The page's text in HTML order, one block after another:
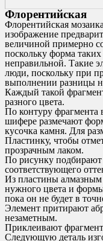
Флорентийская
Флорентийская
изображение
величиной примерно
поскольку форма
неправильной. Такие
люди, поскольку при
выполнении разницы
Каждый такой
разного цвета.
По контуру фрагмента
шифере размечают
кусочка камня. Для
Пластинку, чтобы
прозрачным лаком.
По рисунку
соответствующего
Из пластины алмазным
нужного цвета и
пока он не будет в
Элемент притирают
незаметным.
Приклеивают
Следующую деталь